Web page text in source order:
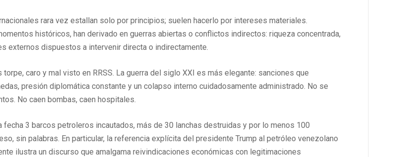
rara vez estallan solo por principios; suelen hacerlo por intereses materiales.
históricos, han derivado en guerras abiertas o conflictos indirectos: riqueza concentrada,
externos dispuestos a intervenir directa o indirectamente.
caro y mal visto en RRSS. La guerra del siglo XXI es más elegante: sanciones que
presión diplomática constante y un colapso interno cuidadosamente administrado. No se
No caen bombas, caen hospitales.
3 barcos petroleros incautados, más de 30 lanchas destruidas y por lo menos 100
sin palabras. En particular, la referencia explícita del presidente Trump al petróleo venezolano
ilustra un discurso que amalgama reivindicaciones económicas con legitimaciones